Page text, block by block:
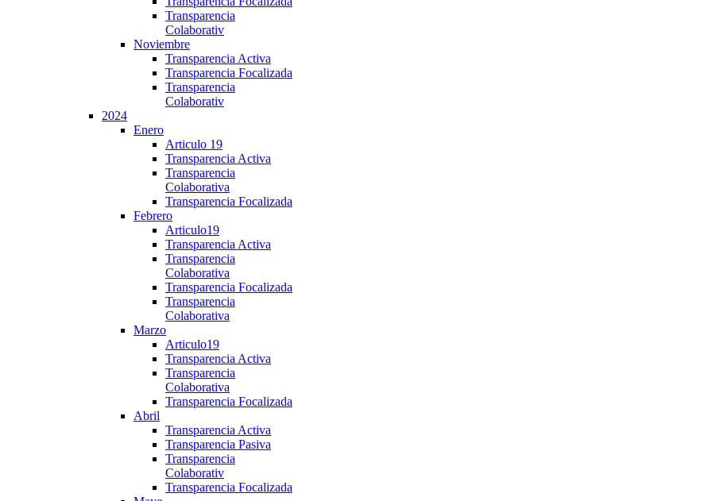
Transparencia
Colaborativ
Noviembre
Transparencia Activa
Transparencia Focalizada
Transparencia
Colaborativ
2024
Enero
Articulo 19
Transparencia Activa
Transparencia
Colaborativa
Transparencia Focalizada
Febrero
Articulo19
Transparencia Activa
Transparencia
Colaborativa
Transparencia Focalizada
Transparencia
Colaborativa
Marzo
Articulo19
Transparencia Activa
Transparencia
Colaborativa
Transparencia Focalizada
Abril
Transparencia Activa
Transparencia Pasiva
Transparencia
Colaborativ
Transparencia Focalizada